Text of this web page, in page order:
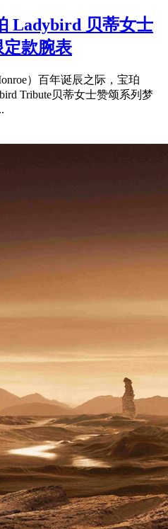
Ladybird 贝蒂女士
款腕表
）百年诞辰之际，宝珀
Tribute贝蒂女士赞颂系列梦